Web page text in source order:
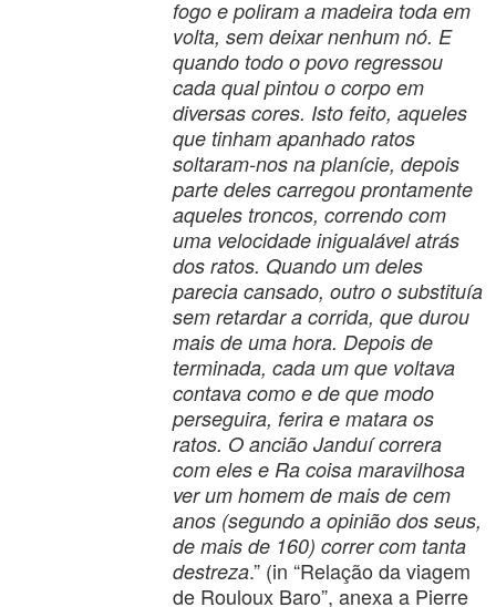
fogo e poliram a madeira toda em
volta, sem deixar nenhum nó. E
quando todo o povo regressou
cada qual pintou o corpo em
diversas cores. Isto feito, aqueles
que tinham apanhado ratos
soltaram-nos na planície, depois
parte deles carregou prontamente
aqueles troncos, correndo com
uma velocidade inigualável atrás
dos ratos. Quando um deles
parecia cansado, outro o substituía
sem retardar a corrida, que durou
mais de uma hora. Depois de
terminada, cada um que voltava
contava como e de que modo
perseguira, ferira e matara os
ratos. O ancião Janduí correra
com eles e Ra coisa maravilhosa
ver um homem de mais de cem
anos (segundo a opinião dos seus,
de mais de 160) correr com tanta
destreza.” (in “Relação da viagem
de Rouloux Baro”, anexa a Pierre